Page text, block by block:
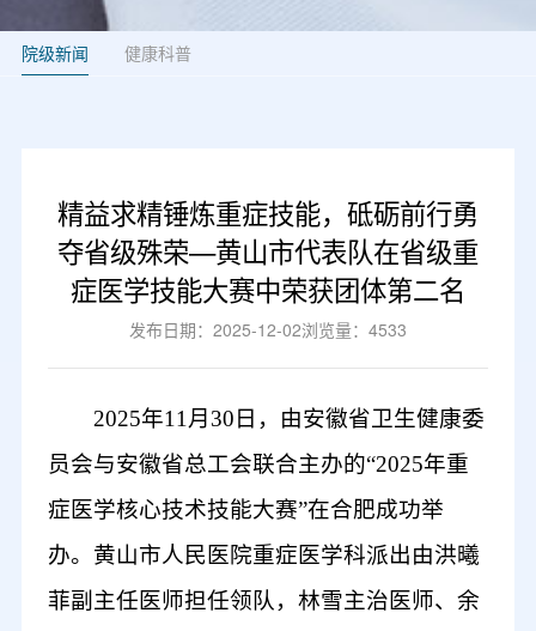
院级新闻 健康科普
精益求精锤炼重症技能，砥砺前行勇
夺省级殊荣—黄山市代表队在省级重
症医学技能大赛中荣获团体第二名
发布日期：2025-12-02浏览量：4533
2025年11月30日，由安徽省卫生健康委
员会与安徽省总工会联合主办的“2025年重
症医学核心技术技能大赛”在合肥成功举
办。黄山市人民医院重症医学科派出由洪曦
菲副主任医师担任领队，林雪主治医师、余